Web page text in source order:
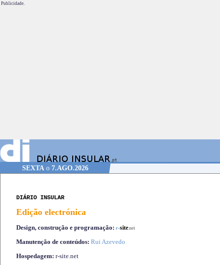
Publicidade.
SEXTA o 7.AGO.2026
DIÁRIO INSULAR
Edição electrónica
Design, construção e programação: r-site.net
Manutenção de conteúdos: Rui Azevedo
Hospedagem: r-site.net